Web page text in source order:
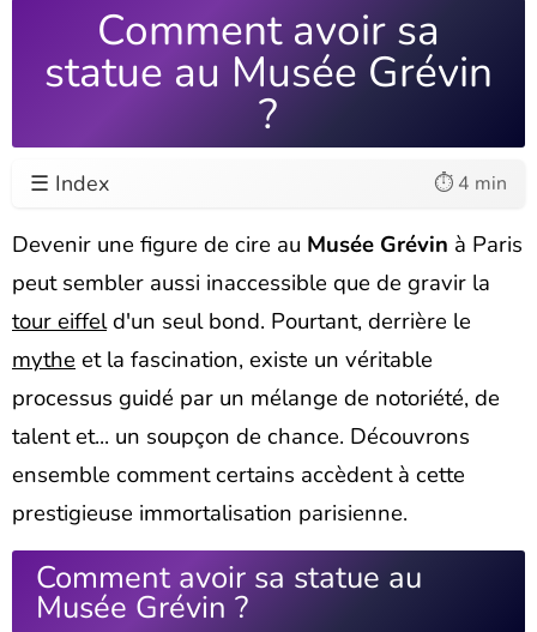
Comment avoir sa
statue au Musée Grévin
?
☰ Index ⏱️ 4 min
Devenir une figure de cire au Musée Grévin à Paris
peut sembler aussi inaccessible que de gravir la
tour eiffeld'un seul bond. Pourtant, derrière le
mythe et la fascination, existe un véritable
processus guidé par un mélange de notoriété, de
talent et... un soupçon de chance. Découvrons
ensemble comment certains accèdent à cette
prestigieuse immortalisation parisienne.
Comment avoir sa statue au
Musée Grévin ?